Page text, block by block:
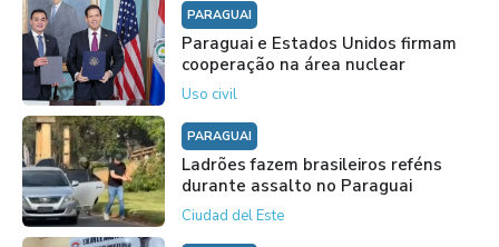
PARAGUAI
Paraguai e Estados Unidos firmam
cooperação na área nuclear
Uso civil
PARAGUAI
Ladrões fazem brasileiros reféns
durante assalto no Paraguai
Ciudad del Este